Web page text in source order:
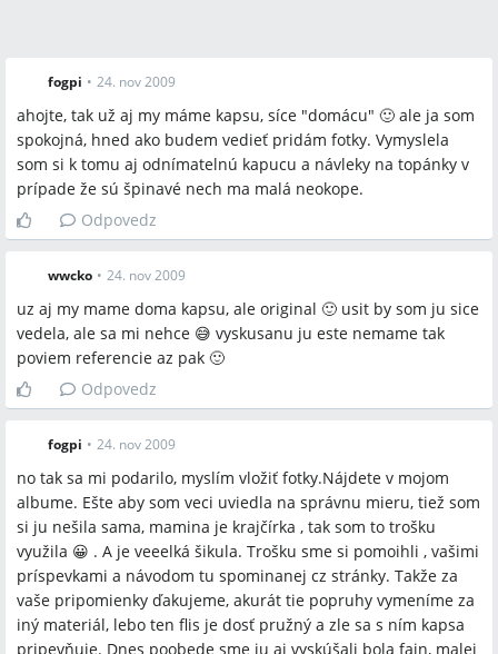
fogpi • 24. nov 2009
ahojte, tak už aj my máme kapsu, síce "domácu" 🙂 ale ja som
spokojná, hned ako budem vedieť pridám fotky. Vymyslela
som si k tomu aj odnímatelnú kapucu a návleky na topánky v
prípade že sú špinavé nech ma malá neokope.
Odpovedz
wwcko • 24. nov 2009
uz aj my mame doma kapsu, ale original 🙂 usit by som ju sice
vedela, ale sa mi nehce 😅 vyskusanu ju este nemame tak
poviem referencie az pak 🙂
Odpovedz
fogpi • 24. nov 2009
no tak sa mi podarilo, myslím vložiť fotky.Nájdete v mojom
albume. Ešte aby som veci uviedla na správnu mieru, tiež som
si ju nešila sama, mamina je krajčírka , tak som to trošku
využila 😀 . A je veeelká šikula. Trošku sme si pomoihli , vašimi
príspevkami a návodom tu spominanej cz stránky. Takže za
vaše pripomienky ďakujeme, akurát tie popruhy vymeníme za
iný materiál, lebo ten flis je dosť pružný a zle sa s ním kapsa
pripevňuje. Dnes poobede sme ju aj vyskúšali bola fajn, malej